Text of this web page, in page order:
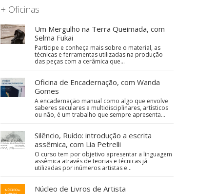
+ Oficinas
Um Mergulho na Terra Queimada, com
Selma Fukai
Participe e conheça mais sobre o material, as
técnicas e ferramentas utilizadas na produção
das peças com a cerâmica que…
Oficina de Encadernação, com Wanda
Gomes
A encadernação manual como algo que envolve
saberes seculares e multidisciplinares, artísticos
ou não, é um trabalho que sempre apresenta…
Silêncio, Ruído: introdução a escrita
assêmica, com Lia Petrelli
O curso tem por objetivo apresentar a linguagem
assêmica através de teorias e técnicas já
utilizadas por inúmeros artistas e…
Núcleo de Livros de Artista